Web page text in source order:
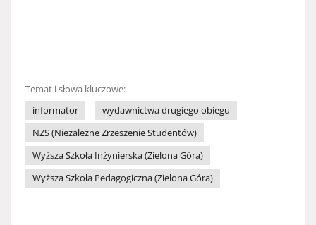
Temat i słowa kluczowe:
informator
wydawnictwa drugiego obiegu
NZS (Niezależne Zrzeszenie Studentów)
Wyższa Szkoła Inżynierska (Zielona Góra)
Wyższa Szkoła Pedagogiczna (Zielona Góra)